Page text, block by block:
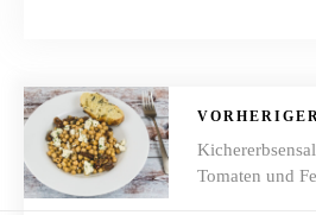
Tomaten und